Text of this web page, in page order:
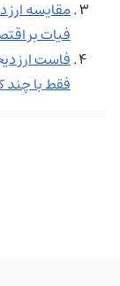
مقایسه ارز
فیات بر
فاست ارز
فقط با چند